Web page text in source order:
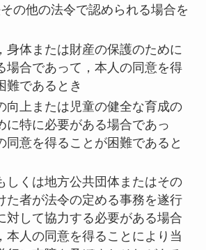
の他の法令で認められる場合を
身体または財産の保護のために
場合であって，本人の同意を得
難であるとき
向上または児童の健全な育成の
に特に必要がある場合であっ
同意を得ることが困難であると
しくは地方公共団体またはその
た者が法令の定める事務を遂行
対して協力する必要がある場合
本人の同意を得ることにより当